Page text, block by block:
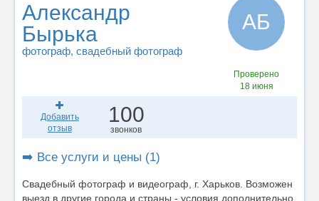
Александр
Бырька
фотограф, свадебный фотограф
АБ
Проверено
18 июня
Добавить
отзыв
100
звонков
➡️ Все услуги и цены (1)
Свадебный фотограф и видеограф, г. Харьков. Возможен
выезд в другие города и страны - условия дополнительно